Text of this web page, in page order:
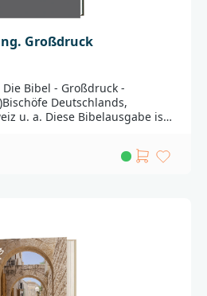
Großdruck
Bibel - Großdruck -
Deutschlands,
u. a. Diese Bibelausgabe ist
im zweifarbigen Layout unter
Rot für eine bessere
Anmerkungen,
Anhang mit Stichwort- und
mit Sacherläuterungen
Sonderseiten